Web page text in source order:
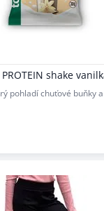
shake
pohladí chuťové buňky